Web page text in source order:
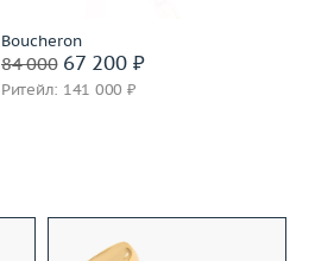
Boucheron
84 00067 200 ₽
Ритейл: 141 000 ₽